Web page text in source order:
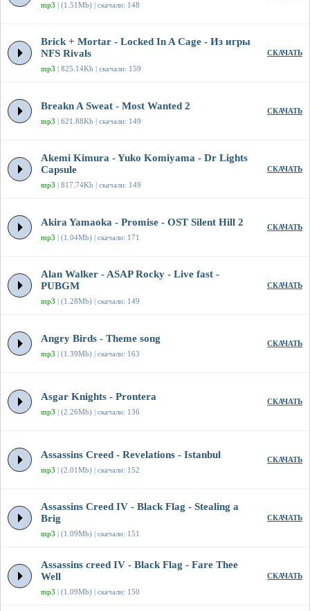
mp3 | (1.51Mb) | скачали: 148
Brick + Mortar - Locked In A Cage - Из игры
NFS Rivals
mp3 | 825.14Kb | скачали: 159
СКАЧАТЬ
Breakn A Sweat - Most Wanted 2
mp3 | 621.88Kb | скачали: 149
СКАЧАТЬ
Akemi Kimura - Yuko Komiyama - Dr Lights
Capsule
mp3 | 817.74Kb | скачали: 149
СКАЧАТЬ
Akira Yamaoka - Promise - OST Silent Hill 2
mp3 | (1.04Mb) | скачали: 171
СКАЧАТЬ
Alan Walker - ASAP Rocky - Live fast -
PUBGM
mp3 | (1.28Mb) | скачали: 149
СКАЧАТЬ
Angry Birds - Theme song
mp3 | (1.39Mb) | скачали: 163
СКАЧАТЬ
Asgar Knights - Prontera
mp3 | (2.26Mb) | скачали: 136
СКАЧАТЬ
Assassins Creed - Revelations - Istanbul
mp3 | (2.01Mb) | скачали: 152
СКАЧАТЬ
Assassins Creed IV - Black Flag - Stealing a
Brig
mp3 | (1.09Mb) | скачали: 151
СКАЧАТЬ
Assassins creed IV - Black Flag - Fare Thee
Well
mp3 | (1.09Mb) | скачали: 150
СКАЧАТЬ